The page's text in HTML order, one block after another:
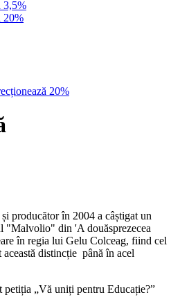
3,5%
20%
20%
producător în 2004 a câștigat un
din 'A douăsprezecea
în regia lui Gelu Colceag, fiind cel
distincție până în acel
„Vă uniți pentru Educație?”